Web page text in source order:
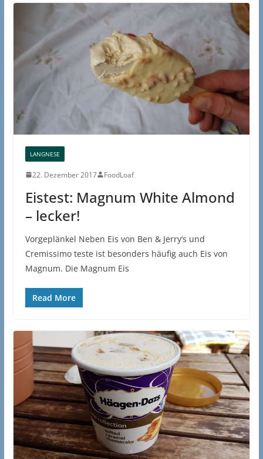
LANGNESE
22. Dezember 2017 FoodLoaf
Eistest: Magnum White Almond
– lecker!
Vorgeplänkel Neben Eis von Ben & Jerry‘s und
Cremissimo teste ist besonders häufig auch Eis von
Magnum. Die Magnum Eis
Read More